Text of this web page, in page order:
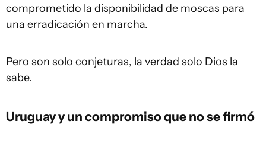
comprometido la disponibilidad de moscas para
una erradicación en marcha.
Pero son solo conjeturas, la verdad solo Dios la
sabe.
Uruguay y un compromiso que no se firmó